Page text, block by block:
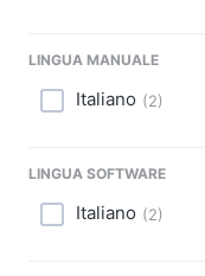
Animali
Libri, cd e dvd
LINGUA MANUALE
Italiano (2)
LINGUA SOFTWARE
Italiano (2)